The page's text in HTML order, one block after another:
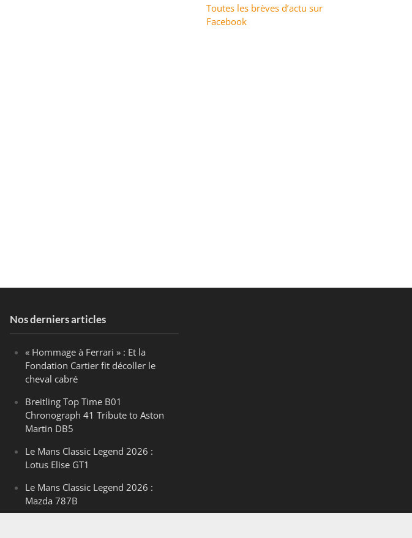
Toutes les brèves d’actu sur
Facebook
Nos derniers articles
« Hommage à Ferrari » : Et la
Fondation Cartier fit décoller le
cheval cabré
Breitling Top Time B01
Chronograph 41 Tribute to Aston
Martin DB5
Le Mans Classic Legend 2026 :
Lotus Elise GT1
Le Mans Classic Legend 2026 :
Mazda 787B